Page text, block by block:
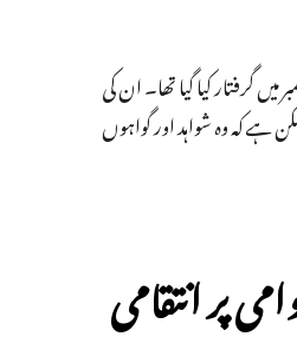
میں گرفتار کیا گیا تھا۔ ان کی
ہے کہ وہ شواہد اور گواہوں
پر انتقامی